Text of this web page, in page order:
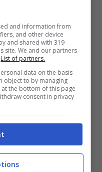
ma è solo l’ultimo
© ANSA)
non
che potrebbe
and information from
and other device
and shared with 319
site. We and our partners
List of partners.
data on the basis
object to by managing
the bottom of this page
consent in privacy